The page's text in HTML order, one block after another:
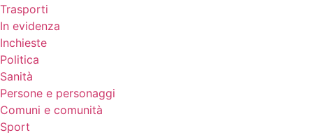
Trasporti
In evidenza
Inchieste
Politica
Sanità
Persone e personaggi
Comuni e comunità
Sport